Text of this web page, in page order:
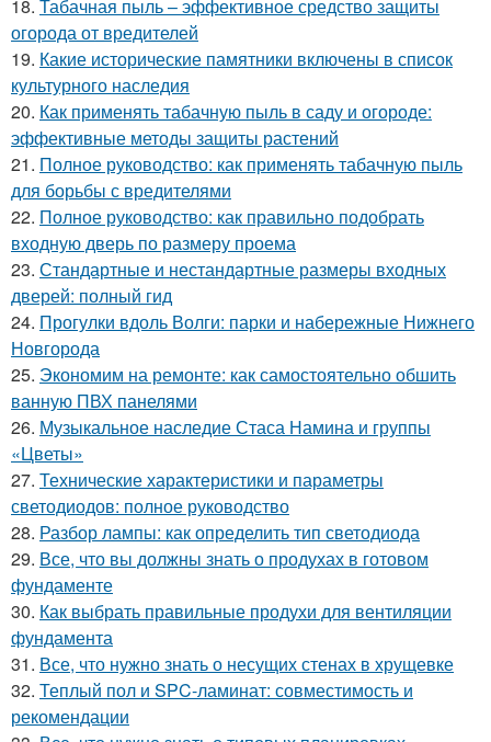
18. Табачная пыль – эффективное средство защиты
огорода от вредителей
19. Какие исторические памятники включены в список
культурного наследия
20. Как применять табачную пыль в саду и огороде:
эффективные методы защиты растений
21. Полное руководство: как применять табачную пыль
для борьбы с вредителями
22. Полное руководство: как правильно подобрать
входную дверь по размеру проема
23. Стандартные и нестандартные размеры входных
дверей: полный гид
24. Прогулки вдоль Волги: парки и набережные Нижнего
Новгорода
25. Экономим на ремонте: как самостоятельно обшить
ванную ПВХ панелями
26. Музыкальное наследие Стаса Намина и группы
«Цветы»
27. Технические характеристики и параметры
светодиодов: полное руководство
28. Разбор лампы: как определить тип светодиода
29. Все, что вы должны знать о продухах в готовом
фундаменте
30. Как выбрать правильные продухи для вентиляции
фундамента
31. Все, что нужно знать о несущих стенах в хрущевке
32. Теплый пол и SPC-ламинат: совместимость и
рекомендации